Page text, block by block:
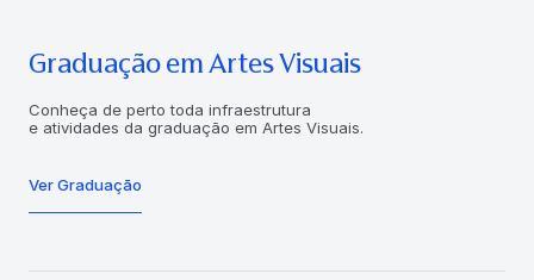
Graduação em Artes Visuais
Conheça de perto toda infraestrutura
e atividades da graduação em Artes Visuais.
Ver Graduação